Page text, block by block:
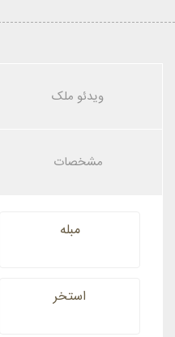
ویدئو ملک
مشخصات
مبله
استخر